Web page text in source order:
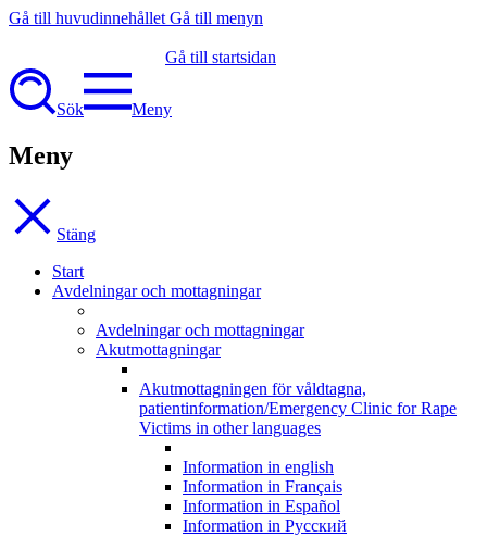
Gå till huvudinnehållet Gå till menyn
Gå till startsidan
Sök Meny
Meny
Stäng
Start
Avdelningar och mottagningar
Avdelningar och mottagningar
Akutmottagningar
Akutmottagningen för våldtagna,
patientinformation/Emergency Clinic for Rape
Victims in other languages
Information in english
Information in Français
Information in Español
Information in Pусский